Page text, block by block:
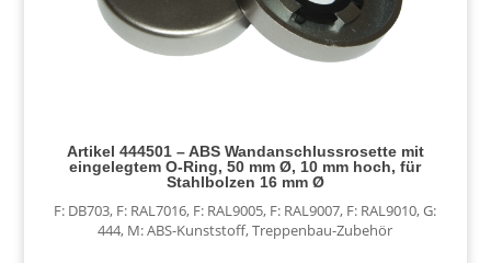
Artikel 444501 – ABS Wandanschlussrosette mit
eingelegtem O-Ring, 50 mm Ø, 10 mm hoch, für
Stahlbolzen 16 mm Ø
F: DB703, F: RAL7016, F: RAL9005, F: RAL9007, F: RAL9010,G:
444, M: ABS-Kunststoff,Treppenbau-Zubehör